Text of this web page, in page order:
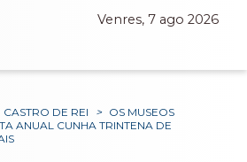
Venres, 7 ago 2026
CASTRO DE REI > OS MUSEOS
ANUAL CUNHA TRINTENA DE